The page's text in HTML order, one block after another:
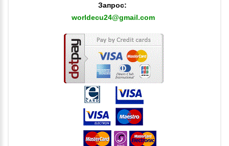
Запрос:
worldecu24@gmail.com